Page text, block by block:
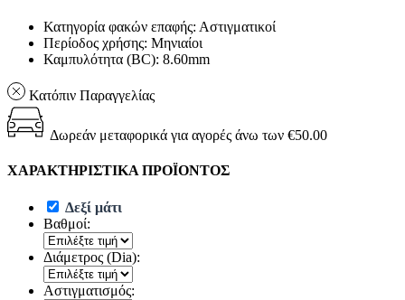
Κατηγορία φακών επαφής: Αστιγματικοί
Περίοδος χρήσης: Μηνιαίοι
Καμπυλότητα (BC): 8.60mm
Κατόπιν Παραγγελίας
Δωρεάν μεταφορικά για αγορές άνω των €50.00
ΧΑΡΑΚΤΗΡΙΣΤΙΚΑ ΠΡΟΪΟΝΤΟΣ
Δεξί μάτι
Βαθμοί:
Διάμετρος (Dia):
Αστιγματισμός: